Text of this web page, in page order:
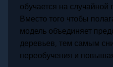
обучается на
Вместо того чтобы
модель объединяет
деревьев, тем самым
переобучения и